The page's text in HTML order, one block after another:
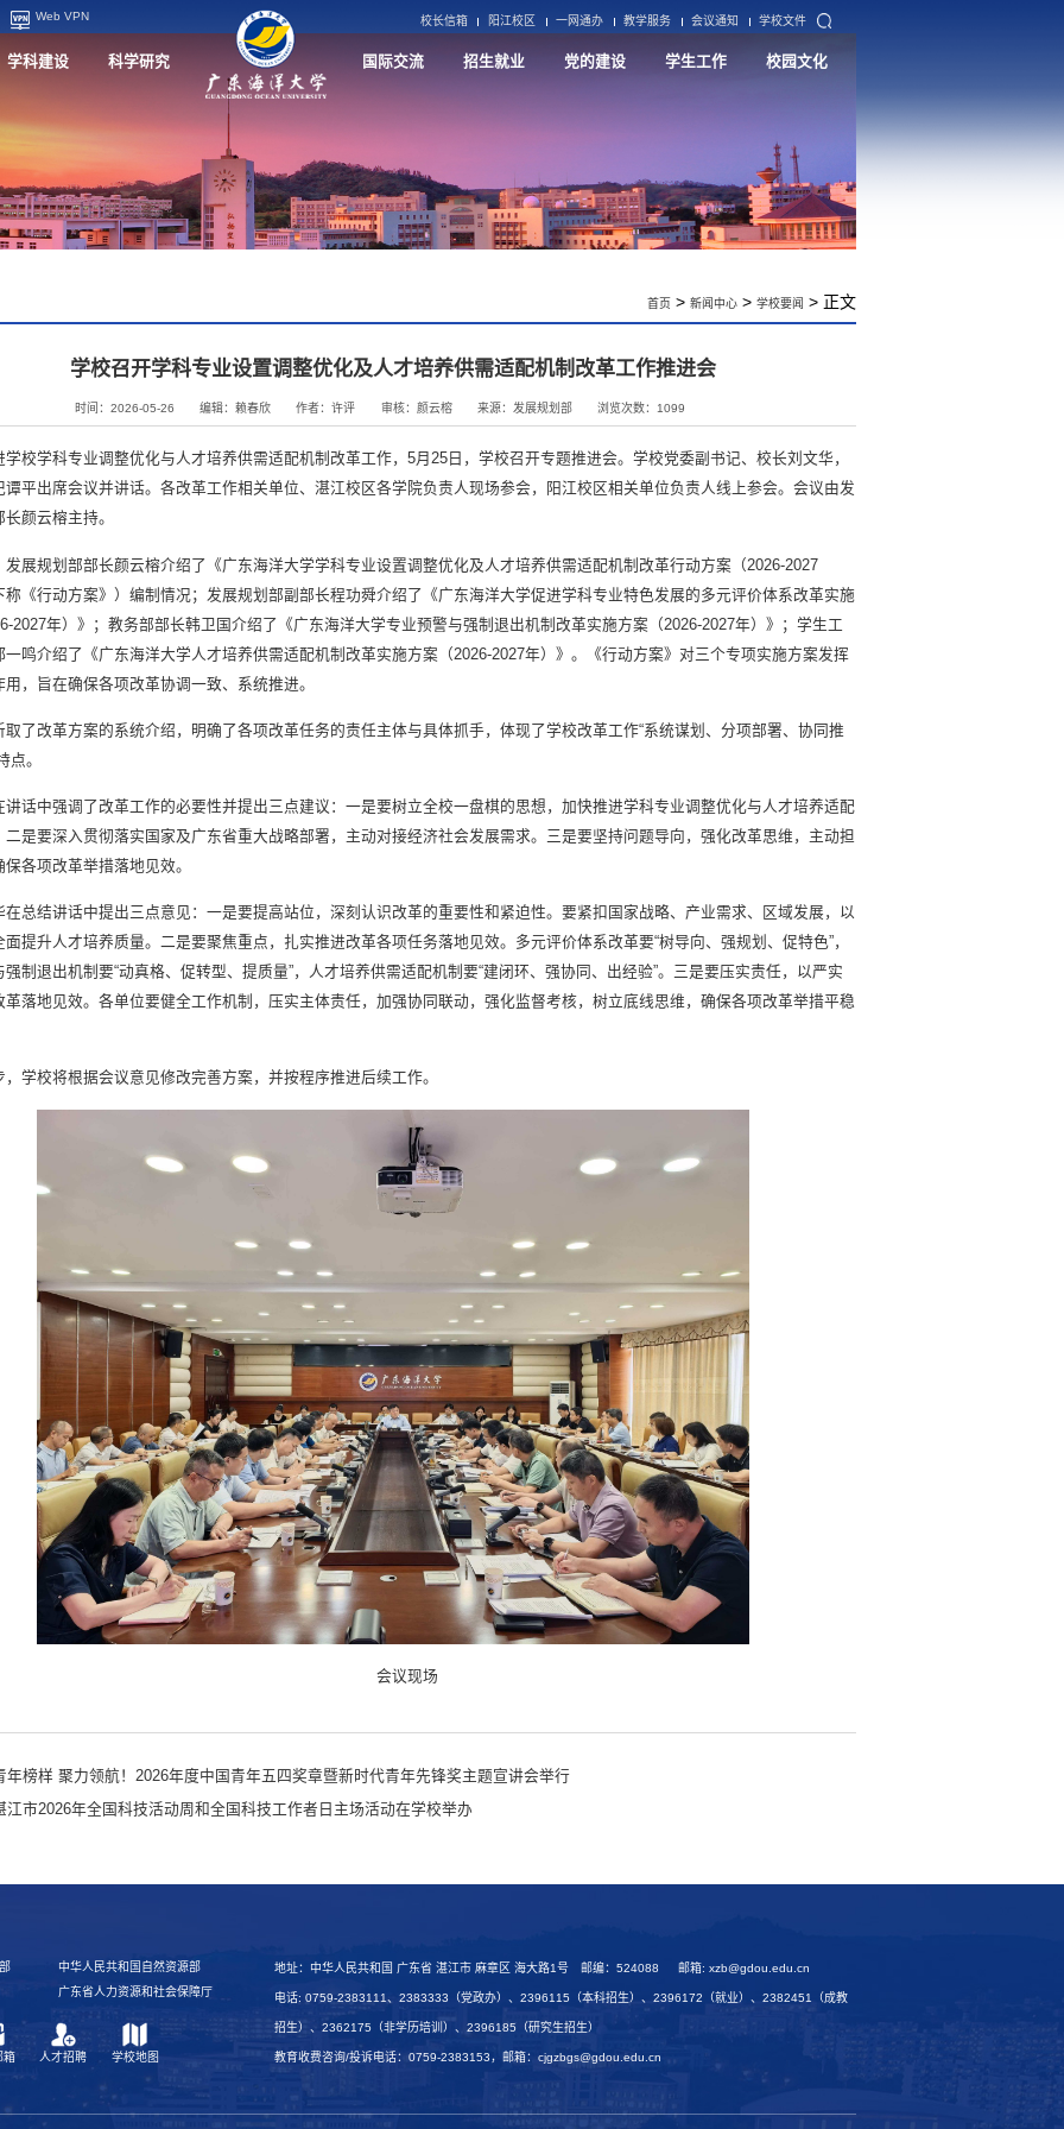
Web VPN 校长信箱 阳江校区 一网通办 教学服务 会议通知 学校文件
学科建设 科学研究 国际交流 招生就业 党的建设 学生工作 校园文化
首页 > 新闻中心 > 学校要闻 > 正文
学校召开学科专业设置调整优化及人才培养供需适配机制改革工作推进会
时间：2026-05-26 编辑：赖春欣 作者：许评 审核：颜云榕 来源：发展规划部 浏览次数： 1099
学校学科专业调整优化与人才培养供需适配机制改革工作，5月25日，学校召开专题推进会。学校党委副书记、校长刘文华，
谭平出席会议并讲话。各改革工作相关单位、湛江校区各学院负责人现场参会，阳江校区相关单位负责人线上参会。会议由发
颜云榕主持。
发展规划部部长颜云榕介绍了《广东海洋大学学科专业设置调整优化及人才培养供需适配机制改革行动方案（2026-2027
称《行动方案》）编制情况；发展规划部副部长程功舜介绍了《广东海洋大学促进学科专业特色发展的多元评价体系改革实施
2027年）》；教务部部长韩卫国介绍了《广东海洋大学专业预警与强制退出机制改革实施方案（2026-2027年）》；学生工
一鸣介绍了《广东海洋大学人才培养供需适配机制改革实施方案（2026-2027年）》。《行动方案》对三个专项实施方案发挥
，旨在确保各项改革协调一致、系统推进。
取了改革方案的系统介绍，明确了各项改革任务的责任主体与具体抓手，体现了学校改革工作“系统谋划、分项部署、协同推
点。
讲话中强调了改革工作的必要性并提出三点建议：一是要树立全校一盘棋的思想，加快推进学科专业调整优化与人才培养适配
二是要深入贯彻落实国家及广东省重大战略部署，主动对接经济社会发展需求。三是要坚持问题导向，强化改革思维，主动担
各项改革举措落地见效。
在总结讲话中提出三点意见：一是要提高站位，深刻认识改革的重要性和紧迫性。要紧扣国家战略、产业需求、区域发展，以
面提升人才培养质量。二是要聚焦重点，扎实推进改革各项任务落地见效。多元评价体系改革要“树导向、强规划、促特色”，
强制退出机制要“动真格、促转型、提质量”，人才培养供需适配机制要“建闭环、强协同、出经验”。三是要压实责任，以严实
革落地见效。各单位要健全工作机制，压实主体责任，加强协同联动，强化监督考核，树立底线思维，确保各项改革举措平稳
，学校将根据会议意见修改完善方案，并按程序推进后续工作。
会议现场
年榜样 聚力领航！2026年度中国青年五四奖章暨新时代青年先锋奖主题宣讲会举行
江市2026年全国科技活动周和全国科技工作者日主场活动在学校举办
中华人民共和国自然资源部
广东省人力资源和社会保障厅
箱 人才招聘 学校地图
地址：中华人民共和国 广东省 湛江市 麻章区 海大路1号 邮编：524088 邮箱: xzb@gdou.edu.cn
电话: 0759-2383111、2383333（党政办）、2396115（本科招生）、2396172（就业）、2382451（成教
招生）、2362175（非学历培训）、2396185（研究生招生）
教育收费咨询/投诉电话：0759-2383153，邮箱：cjgzbgs@gdou.edu.cn